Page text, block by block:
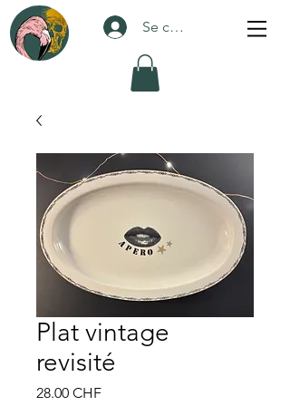
Se connecter
Plat vintage
revisité
28.00 CHFPrix